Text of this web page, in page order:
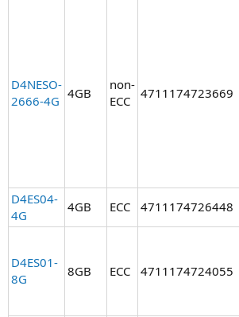
D4NESO-
2666-4G 4GB
non-
ECC
4711174723669
D4ES04-
4G
4GB ECC 4711174726448
D4ES01-
8G
8GB ECC 4711174724055